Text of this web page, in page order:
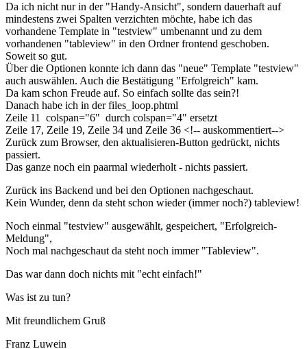
Da ich nicht nur in der "Handy-Ansicht", sondern dauerhaft auf
mindestens zwei Spalten verzichten möchte, habe ich das
vorhandene Template in "testview" umbenannt und zu dem
vorhandenen "tableview" in den Ordner frontend geschoben.
Soweit so gut.
Über die Optionen konnte ich dann das "neue" Template "testview"
auch auswählen. Auch die Bestätigung "Erfolgreich" kam.
Da kam schon Freude auf. So einfach sollte das sein?!
Danach habe ich in der files_loop.phtml
Zeile 11 colspan="6" durch colspan="4" ersetzt
Zeile 17, Zeile 19, Zeile 34 und Zeile 36 <!-- auskommentiert-->
Zurück zum Browser, den aktualisieren-Button gedrückt, nichts
passiert.
Das ganze noch ein paarmal wiederholt - nichts passiert.
Zurück ins Backend und bei den Optionen nachgeschaut.
Kein Wunder, denn da steht schon wieder (immer noch?) tableview!
Noch einmal "testview" ausgewählt, gespeichert, "Erfolgreich-
Meldung",
Noch mal nachgeschaut da steht noch immer "Tableview".
Das war dann doch nichts mit "echt einfach!"
Was ist zu tun?
Mit freundlichem Gruß
Franz Luwein